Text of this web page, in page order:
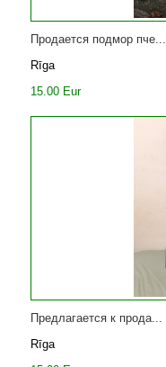
Продается подмор пче...
Rīga
15.00 Eur
Предлагается к прода...
Rīga